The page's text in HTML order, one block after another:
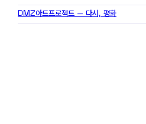
DMZ아트프로젝트 – 다시, 평화